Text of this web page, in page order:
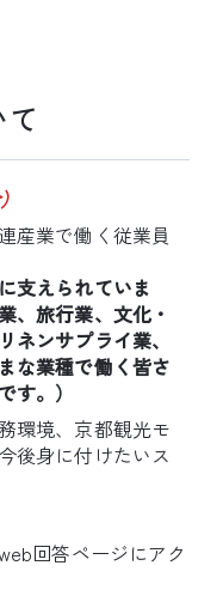
産業で働く従業員
支えられていま
、旅行業、文化・
ネンサプライ業、
な業種で働く皆さ
す。）
環境、京都観光モ
後身に付けたいス
回答ページにアク